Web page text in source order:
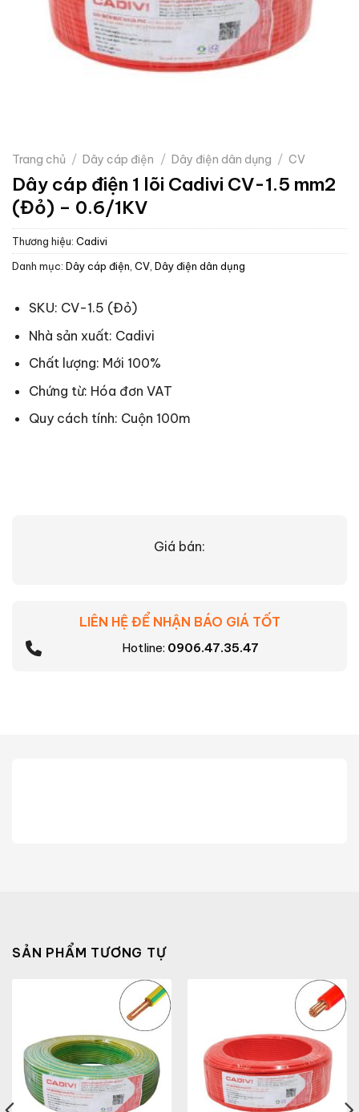
Trang chủ / Dây cáp điện / Dây điện dân dụng / CV
Dây cáp điện 1 lõi Cadivi CV-1.5 mm2
(Đỏ) – 0.6/1KV
Thương hiệu: Cadivi
Danh mục: Dây cáp điện CV Dây điện dân dụng
SKU: CV-1.5 (Đỏ)
Nhà sản xuất: Cadivi
Chất lượng: Mới 100%
Chứng từ: Hóa đơn VAT
Quy cách tính: Cuộn 100m
Giá bán:
LIÊN HỆ ĐỂ NHẬN BÁO GIÁ TỐT
Hotline: 0906.47.35.47
SẢN PHẨM TƯƠNG TỰ